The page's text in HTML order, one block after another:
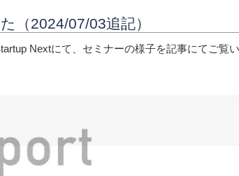
（2024/07/03追記）
Nextにて、セミナーの様子を記事にてご覧い